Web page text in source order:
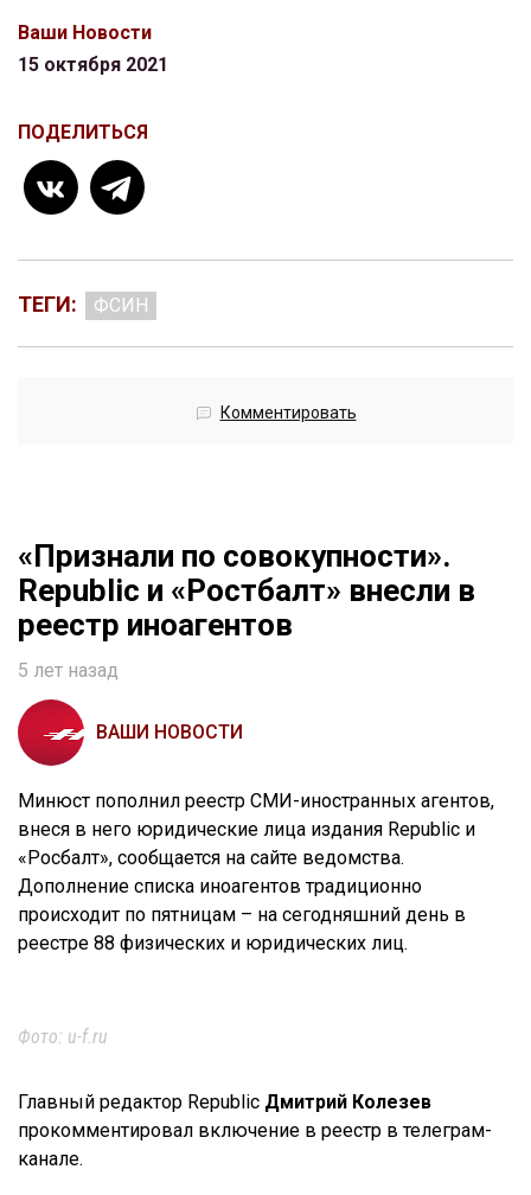
Ваши Новости
15 октября 2021
ПОДЕЛИТЬСЯ
ТЕГИ: ФСИН
Комментировать
«Признали по совокупности».
Republic и «Ростбалт» внесли в
реестр иноагентов
5 лет назад
ВАШИ НОВОСТИ
Минюст пополнил реестр СМИ-иностранных агентов,
внеся в него юридические лица издания Republic и
«Росбалт», сообщается на сайте ведомства.
Дополнение списка иноагентов традиционно
происходит по пятницам – на сегодняшний день в
реестре 88 физических и юридических лиц.
Фото: u-f.ru
Главный редактор Republic Дмитрий Колезев
прокомментировал включение в реестр в телеграм-
канале.